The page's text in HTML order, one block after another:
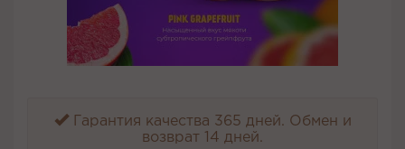
Гарантия качества 365 дней. Обмен и
возврат 14 дней.